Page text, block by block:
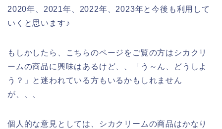
2020年、2021年、2022年、2023年と今後も利用して
いくと思います♪
もしかしたら、こちらのページをご覧の方はシカクリ
ームの商品に興味はあるけど、、「う～ん、どうしよ
う？」と迷われている方もいるかもしれません
が、、、
個人的な意見としては、シカクリームの商品はかなり